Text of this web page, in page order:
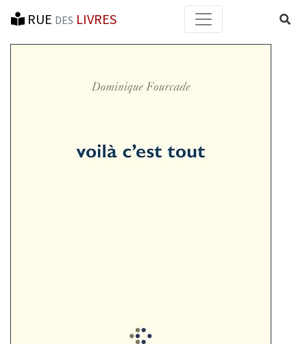
RUE DES LIVRES